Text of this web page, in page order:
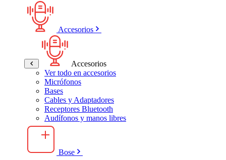
Accesorios
Accesorios
Ver todo en accesorios
Micrófonos
Bases
Cables y Adaptadores
Receptores Bluetooth
Audífonos y manos libres
Bose